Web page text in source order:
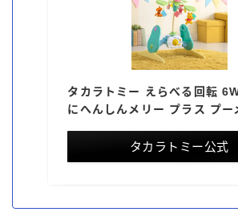
タカラトミー えらべる回転
にへんしんメリー プラス プー
タカラトミー公式